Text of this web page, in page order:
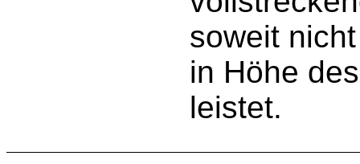
soweit
in Höhe
leistet.